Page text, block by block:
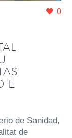
0
E
de Sanidad,
de